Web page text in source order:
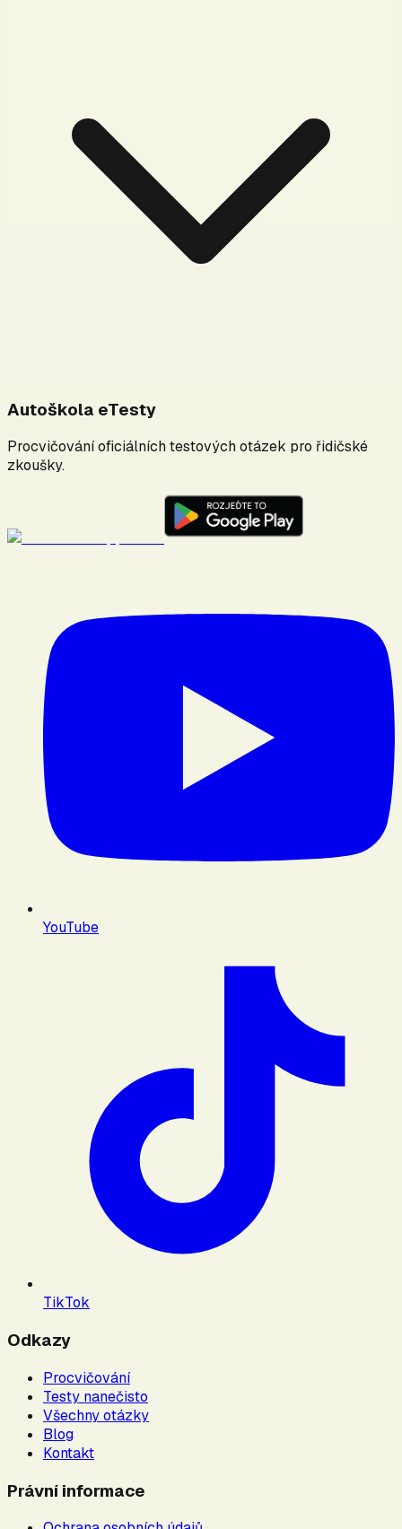
Autoškola eTesty
Procvičování oficiálních testových otázek pro řidičské
zkoušky.
YouTube
TikTok
Odkazy
Procvičování
Testy nanečisto
Všechny otázky
Blog
Kontakt
Právní informace